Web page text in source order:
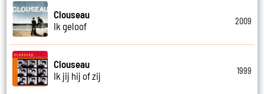
Clouseau
Ik geloof
2009
Clouseau
Ik jij hij of zij
1999